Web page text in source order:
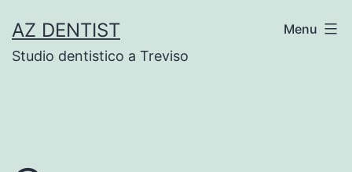
to
content
AZ DENTIST
Studio dentistico a Treviso
Menu